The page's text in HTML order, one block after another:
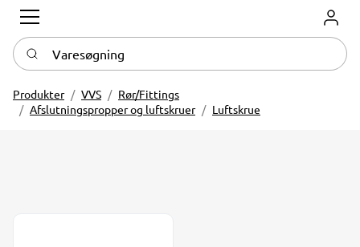
Log
Varesøgning
Produkter VVS
Rør/Fittings
Afslutningspropper og luftskruer
Luftskrue